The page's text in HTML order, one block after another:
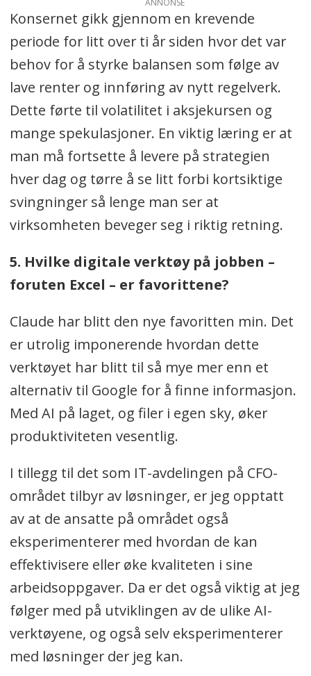
ANNONSE
Konsernet gikk gjennom en krevende
periode for litt over ti år siden hvor det var
behov for å styrke balansen som følge av
lave renter og innføring av nytt regelverk.
Dette førte til volatilitet i aksjekursen og
mange spekulasjoner. En viktig læring er at
man må fortsette å levere på strategien
hver dag og tørre å se litt forbi kortsiktige
svingninger så lenge man ser at
virksomheten beveger seg i riktig retning.
5. Hvilke digitale verktøy på jobben –
foruten Excel – er favorittene?
Claude har blitt den nye favoritten min. Det
er utrolig imponerende hvordan dette
verktøyet har blitt til så mye mer enn et
alternativ til Google for å finne informasjon.
Med AI på laget, og filer i egen sky, øker
produktiviteten vesentlig.
I tillegg til det som IT-avdelingen på CFO-
området tilbyr av løsninger, er jeg opptatt
av at de ansatte på området også
eksperimenterer med hvordan de kan
effektivisere eller øke kvaliteten i sine
arbeidsoppgaver. Da er det også viktig at jeg
følger med på utviklingen av de ulike AI-
verktøyene, og også selv eksperimenterer
med løsninger der jeg kan.